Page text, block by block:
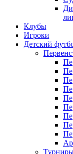
Клубы
Игроки
Детский